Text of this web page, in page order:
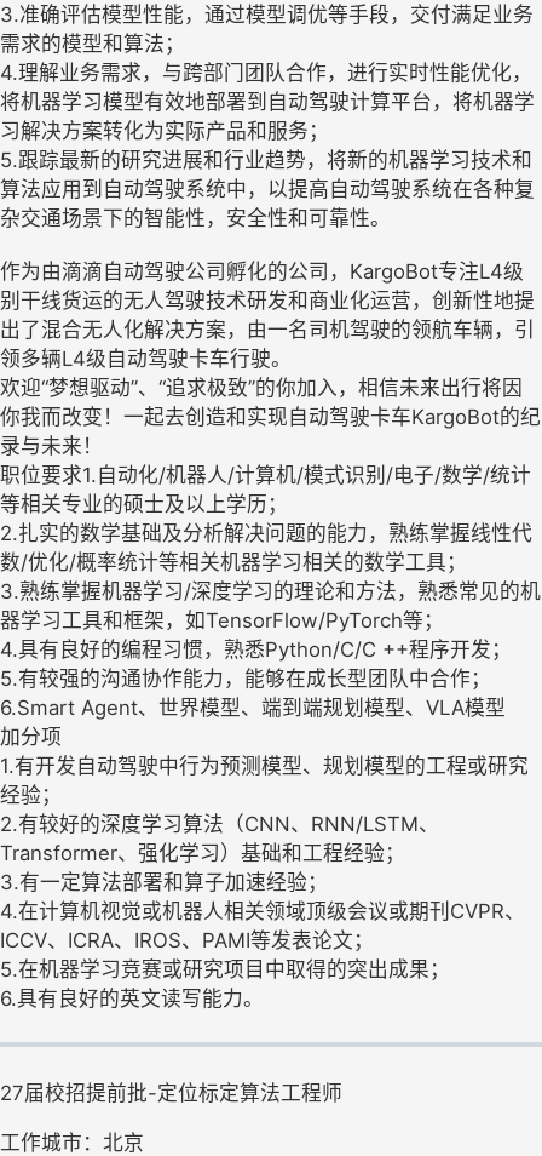
3.准确评估模型性能，通过模型调优等手段，交付满足业务
需求的模型和算法；
4.理解业务需求，与跨部门团队合作，进行实时性能优化，
将机器学习模型有效地部署到自动驾驶计算平台，将机器学
习解决方案转化为实际产品和服务；
5.跟踪最新的研究进展和行业趋势，将新的机器学习技术和
算法应用到自动驾驶系统中，以提高自动驾驶系统在各种复
杂交通场景下的智能性，安全性和可靠性。
作为由滴滴自动驾驶公司孵化的公司，KargoBot专注L4级
别干线货运的无人驾驶技术研发和商业化运营，创新性地提
出了混合无人化解决方案，由一名司机驾驶的领航车辆，引
领多辆L4级自动驾驶卡车行驶。
欢迎“梦想驱动”、“追求极致”的你加入，相信未来出行将因
你我而改变！一起去创造和实现自动驾驶卡车KargoBot的纪
录与未来！
职位要求1.自动化/机器人/计算机/模式识别/电子/数学/统计
等相关专业的硕士及以上学历；
2.扎实的数学基础及分析解决问题的能力，熟练掌握线性代
数/优化/概率统计等相关机器学习相关的数学工具；
3.熟练掌握机器学习/深度学习的理论和方法，熟悉常见的机
器学习工具和框架，如TensorFlow/PyTorch等；
4.具有良好的编程习惯，熟悉Python/C/C ++程序开发；
5.有较强的沟通协作能力，能够在成长型团队中合作；
6.Smart Agent、世界模型、端到端规划模型、VLA模型
加分项
1.有开发自动驾驶中行为预测模型、规划模型的工程或研究
经验；
2.有较好的深度学习算法（CNN、RNN/LSTM、
Transformer、强化学习）基础和工程经验；
3.有一定算法部署和算子加速经验；
4.在计算机视觉或机器人相关领域顶级会议或期刊CVPR、
ICCV、ICRA、IROS、PAMI等发表论文；
5.在机器学习竞赛或研究项目中取得的突出成果；
6.具有良好的英文读写能力。
27届校招提前批-定位标定算法工程师
工作城市：北京